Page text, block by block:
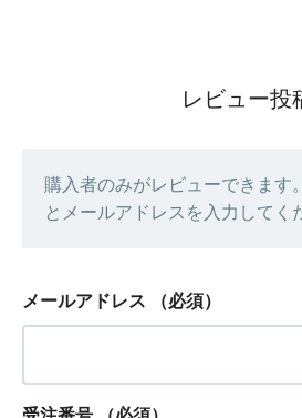
レビュー投
購入者のみがレビューできます
とメールアドレスを入力してく
メールアドレス （必須）